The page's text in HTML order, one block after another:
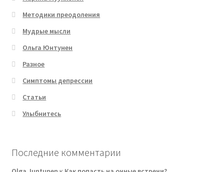
Методики преодоления
Мудрые мысли
Ольга Юнтунен
Разное
Симптомы депрессии
Статьи
Улыбнитесь
Последние комментарии